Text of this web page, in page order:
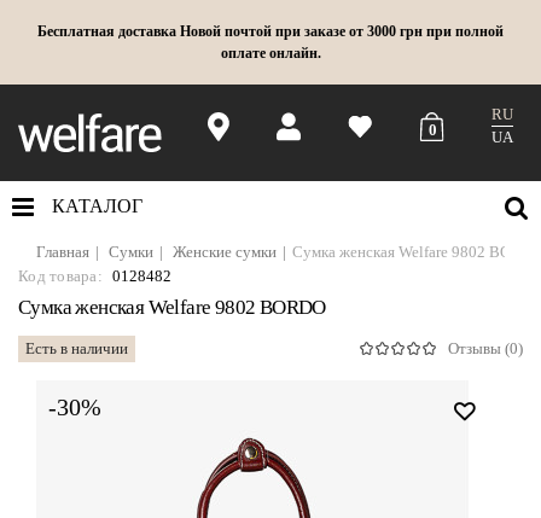
Бесплатная доставка Новой почтой при заказе от 3000 грн при полной
оплате онлайн.
0
RU
UA
КАТАЛОГ
Главная Сумки Женские сумки
Сумка женская Welfare 9802
Код товара: 0128482
Сумка женская Welfare 9802 BORDO
Есть в наличии Отзывы (0)
-30%